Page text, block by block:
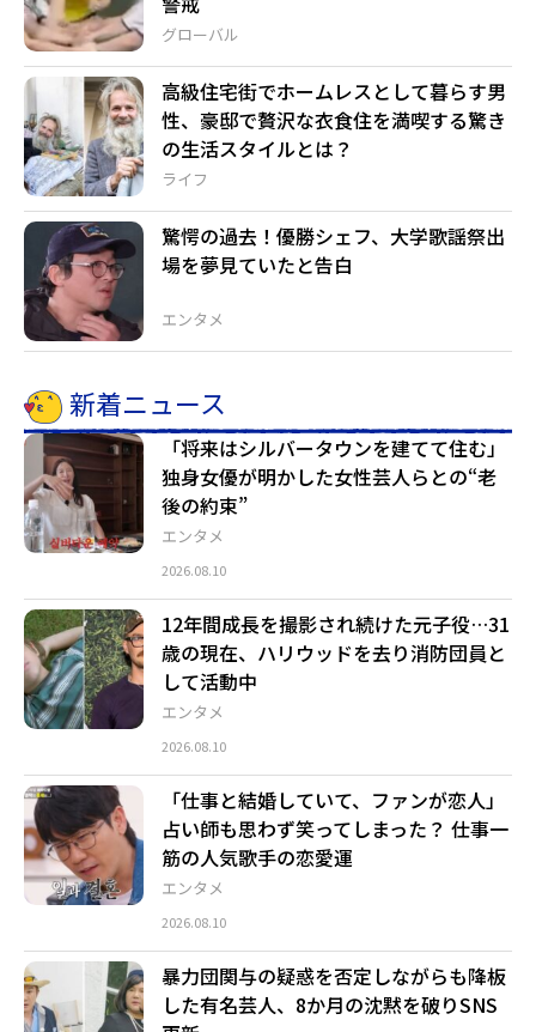
グローバル
ライフ
高級住宅街でホームレスとして暮らす男
性、豪邸で贅沢な衣食住を満喫する驚き
の生活スタイルとは？
エンタメ
驚愕の過去！優勝シェフ、大学歌謡祭出
場を夢見ていたと告白
新着ニュース
エンタメ
「将来はシルバータウンを建てて住む」
独身女優が明かした女性芸人らとの“老
後の約束”
2026.08.10
エンタメ
12年間成長を撮影され続けた元子役…31
歳の現在、ハリウッドを去り消防団員と
して活動中
2026.08.10
エンタメ
「仕事と結婚していて、ファンが恋人」
占い師も思わず笑ってしまった？ 仕事一
筋の人気歌手の恋愛運
2026.08.10
暴力団関与の疑惑を否定しながらも降板
した有名芸人、8か月の沈黙を破りSNS